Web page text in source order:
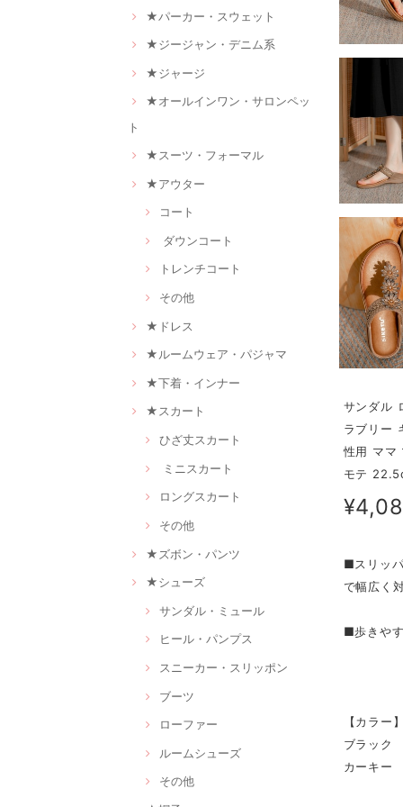
★パーカー・スウェット
★ジージャン・デニム系
★ジャージ
★オールインワン・サロンペッ
ト
★スーツ・フォーマル
★アウター
コート
ダウンコート
トレンチコート
その他
★ドレス
★ルームウェア・パジャマ
★下着・インナー
★スカート
ひざ丈スカート
ミニスカート
ロングスカート
その他
★ズボン・パンツ
★シューズ
サンダル・ミュール
ヒール・パンプス
スニーカー・スリッポン
ブーツ
ローファー
ルームシューズ
その他
サンダル
ラブリー
性用 ママ
モテ
■スリッ
で幅広く
■歩きや
【カラー
ブラック
カーキー